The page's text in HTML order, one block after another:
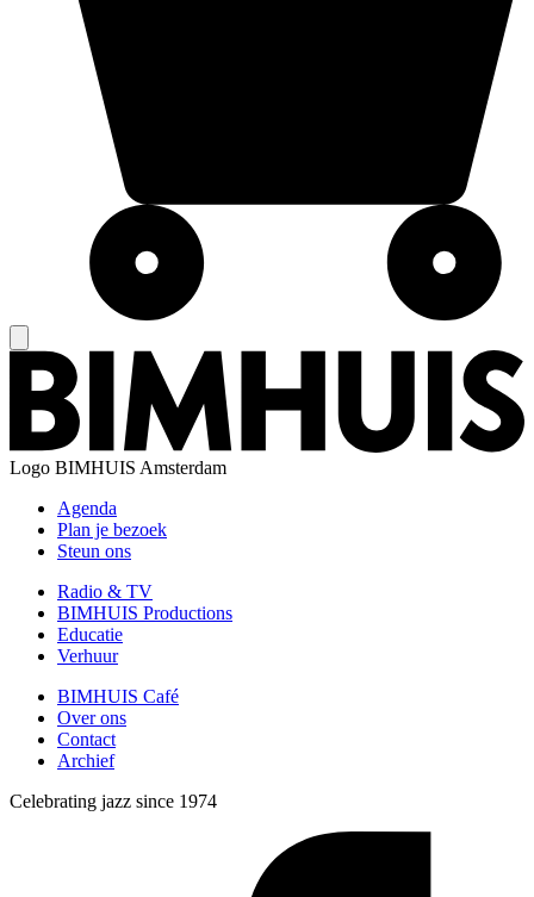
Logo BIMHUIS Amsterdam
Agenda
Plan je bezoek
Steun ons
Radio & TV
BIMHUIS Productions
Educatie
Verhuur
BIMHUIS Café
Over ons
Contact
Archief
Celebrating jazz since 1974